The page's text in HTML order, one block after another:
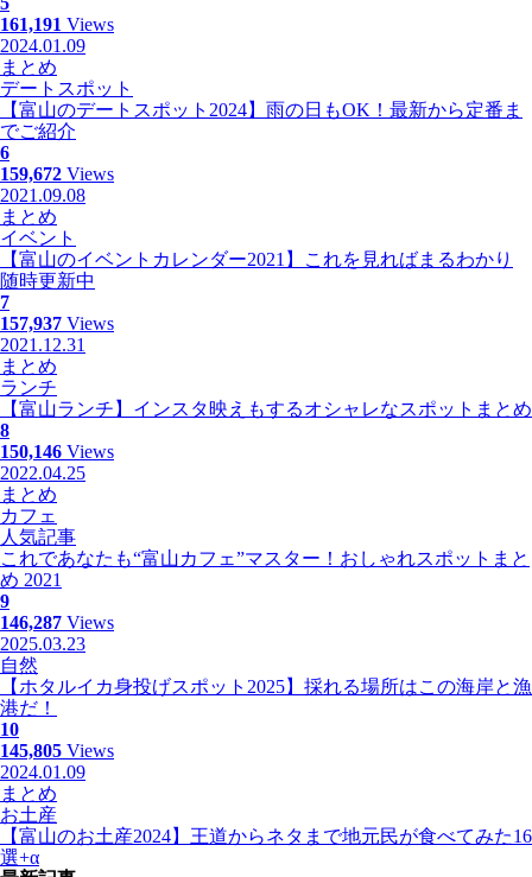
161,191 Views
2024.01.09
まとめ
デートスポット
【富山のデートスポット2024】雨の日もOK！最新から定番ま
でご紹介
6
159,672 Views
2021.09.08
まとめ
イベント
【富山のイベントカレンダー2021】これを見ればまるわかり
随時更新中
7
157,937 Views
2021.12.31
まとめ
ランチ
【富山ランチ】インスタ映えもするオシャレなスポットまとめ
8
150,146 Views
2022.04.25
まとめ
カフェ
人気記事
これであなたも“富山カフェ”マスター！おしゃれスポットまと
め 2021
9
146,287 Views
2025.03.23
自然
【ホタルイカ身投げスポット2025】採れる場所はこの海岸と漁
港だ！
10
145,805 Views
2024.01.09
まとめ
お土産
【富山のお土産2024】王道からネタまで地元民が食べてみた16
選+α